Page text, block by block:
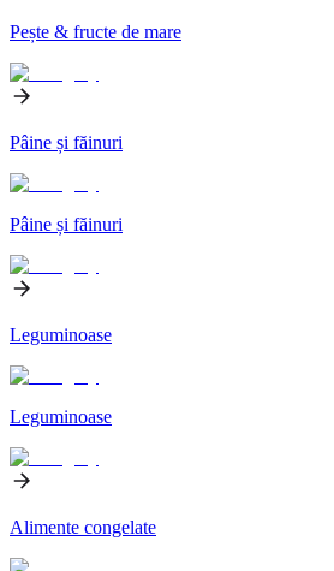
Pește & fructe de mare
Pâine și făinuri
Pâine și făinuri
Leguminoase
Leguminoase
Alimente congelate